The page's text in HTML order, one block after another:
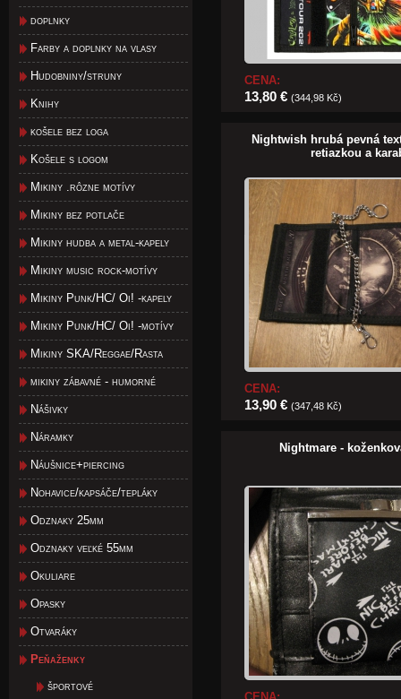
doplnky
Farby a doplnky na vlasy
Hudobniny/struny
Knihy
košele bez loga
Košele s logom
Mikiny .rôzne motívy
Mikiny bez potlače
Mikiny hudba a metal-kapely
Mikiny music rock-motívy
Mikiny Punk/HC/ Oi! -kapely
Mikiny Punk/HC/ Oi! -motívy
Mikiny SKA/Reggae/Rasta
mikiny zábavné - humorné
Nášivky
Náramky
Náušnice+piercing
Nohavice/kapsáče/tepláky
Odznaky 25mm
Odznaky veľké 55mm
Okuliare
Opasky
Otvaráky
Peňaženky
športové
CENA:
13,80 € (344,98 Kč)
Nightwish hrubá pevná
retiazkou a
CENA:
13,90 € (347,48 Kč)
Nightmare -